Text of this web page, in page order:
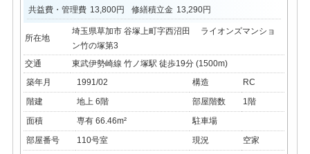
共益費・管理費 13,800円 修繕積立金 13,290円
所在地
埼玉県草加市 谷塚上町字西沼田 ライオンズマンショ
ン竹の塚第3
交通
東武伊勢崎線 竹ノ塚駅 徒歩19分 (1500m)
築年月
1991/02 構造
RC
階建
地上 6階 部屋階数
1階
面積
専有 66.46m²
駐車場
部屋番号
110号室 現況
空家